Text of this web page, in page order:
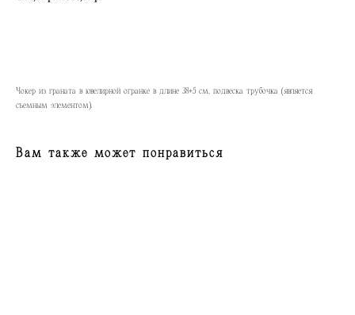
Чокер из граната в ювелирной огранке в длине 38+5 см, подвеска трубочка (является
съемным элементом).
Вам также может понравиться